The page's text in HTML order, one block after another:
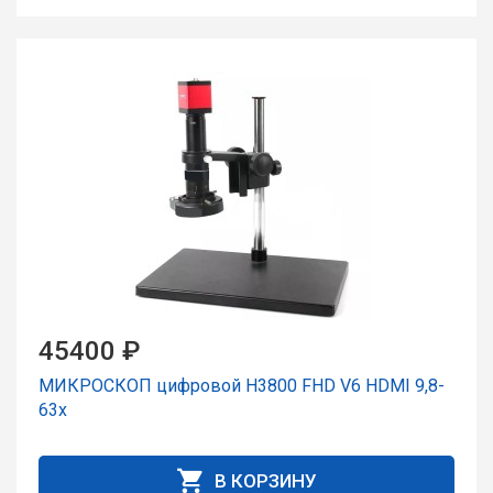
45400 ₽
МИКРОСКОП цифровой H3800 FHD V6 HDMI 9,8-
63x
В КОРЗИНУ